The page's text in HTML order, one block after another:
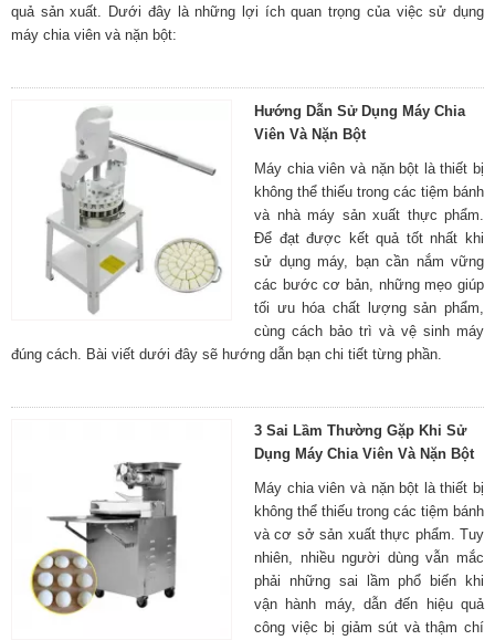
quả sản xuất. Dưới đây là những lợi ích quan trọng của việc sử dụng
máy chia viên và nặn bột:
Hướng Dẫn Sử Dụng Máy Chia
Viên Và Nặn Bột
Máy chia viên và nặn bột là thiết bị
không thể thiếu trong các tiệm bánh
và nhà máy sản xuất thực phẩm.
Để đạt được kết quả tốt nhất khi
sử dụng máy, bạn cần nắm vững
các bước cơ bản, những mẹo giúp
tối ưu hóa chất lượng sản phẩm,
cùng cách bảo trì và vệ sinh máy
đúng cách. Bài viết dưới đây sẽ hướng dẫn bạn chi tiết từng phần.
3 Sai Lầm Thường Gặp Khi Sử
Dụng Máy Chia Viên Và Nặn Bột
Máy chia viên và nặn bột là thiết bị
không thể thiếu trong các tiệm bánh
và cơ sở sản xuất thực phẩm. Tuy
nhiên, nhiều người dùng vẫn mắc
phải những sai lầm phổ biến khi
vận hành máy, dẫn đến hiệu quả
công việc bị giảm sút và thậm chí